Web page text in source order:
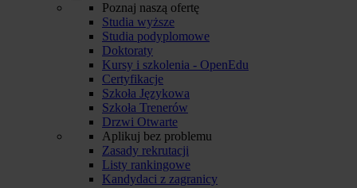
Poznaj naszą ofertę
Studia wyższe
Studia podyplomowe
Doktoraty
Kursy i szkolenia - OpenEdu
Certyfikacje
Szkoła Językowa
Szkoła Trenerów
Drzwi Otwarte
Aplikuj bez problemu
Zasady rekrutacji
Listy rankingowe
Kandydaci z zagranicy